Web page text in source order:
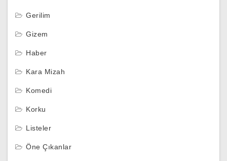
Gerilim
Gizem
Haber
Kara Mizah
Komedi
Korku
Listeler
Öne Çıkanlar